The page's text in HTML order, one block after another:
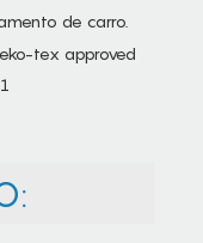
de carro.